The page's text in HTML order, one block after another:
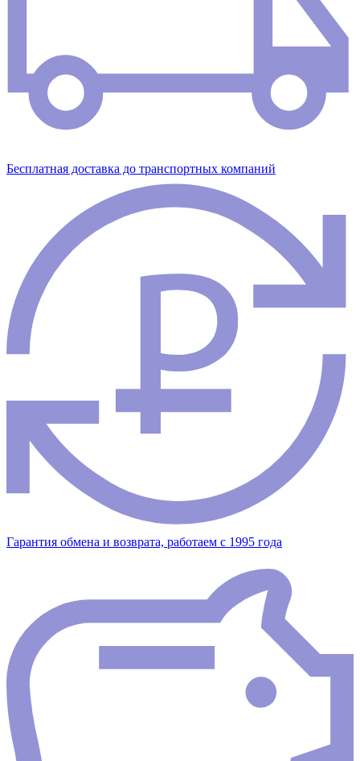
Бесплатная доставка до транспортных компаний
Гарантия обмена и возврата, работаем с 1995 года